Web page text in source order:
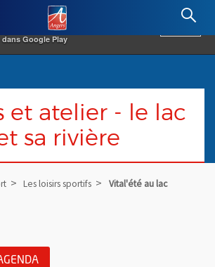
Google Play
Angers.fr : Retour à l'accueil
et atelier - le lac
sa rivière
Les loisirs sportifs Vital'été au lac